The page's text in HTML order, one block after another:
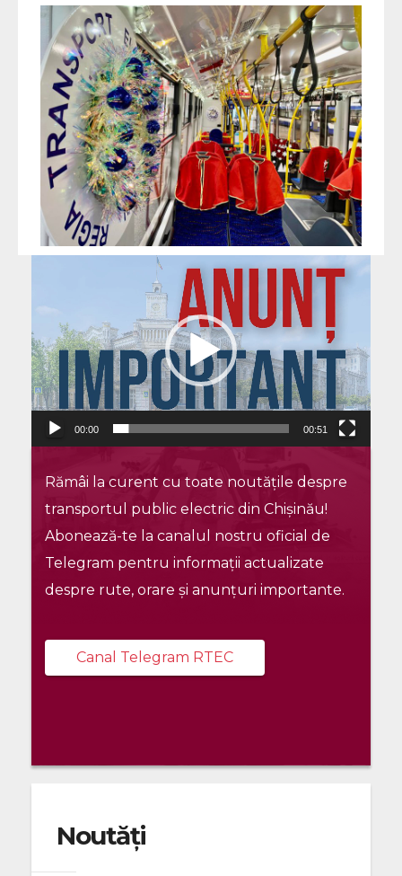
00:00 00:51
Rămâi la curent cu toate noutățile despre
transportul public electric din Chișinău!
Abonează-te la canalul nostru oficial de
Telegram pentru informații actualizate
despre rute, orare și anunțuri importante.
Canal Telegram RTEC
Noutăți